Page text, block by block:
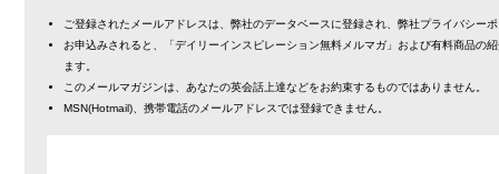
ご登録されたメールアドレスは、弊社のデータベースに登録され、弊社プライバシー
お申込みされると、「デイリーインスピレーション無料メルマガ」および有料商品の
ます。
このメールマガジンは、あなたの英会話上達などをお約束するものではありません。
MSN(Hotmail)、携帯電話のメールアドレスでは登録できません。